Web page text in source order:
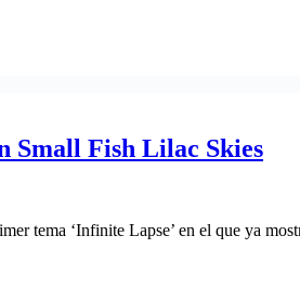
Small Fish Lilac Skies
tema ‘Infinite Lapse’ en el que ya